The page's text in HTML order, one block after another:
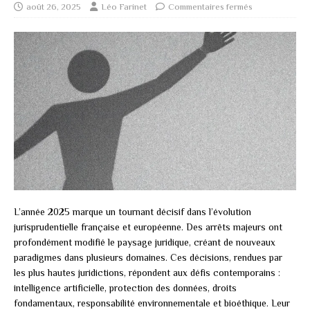
août 26, 2025 Léo Farinet Commentaires fermés
L’année 2025 marque un tournant décisif dans l’évolution
jurisprudentielle française et européenne. Des arrêts majeurs ont
profondément modifié le paysage juridique, créant de nouveaux
paradigmes dans plusieurs domaines. Ces décisions, rendues par
les plus hautes juridictions, répondent aux défis contemporains :
intelligence artificielle, protection des données, droits
fondamentaux, responsabilité environnementale et bioéthique. Leur